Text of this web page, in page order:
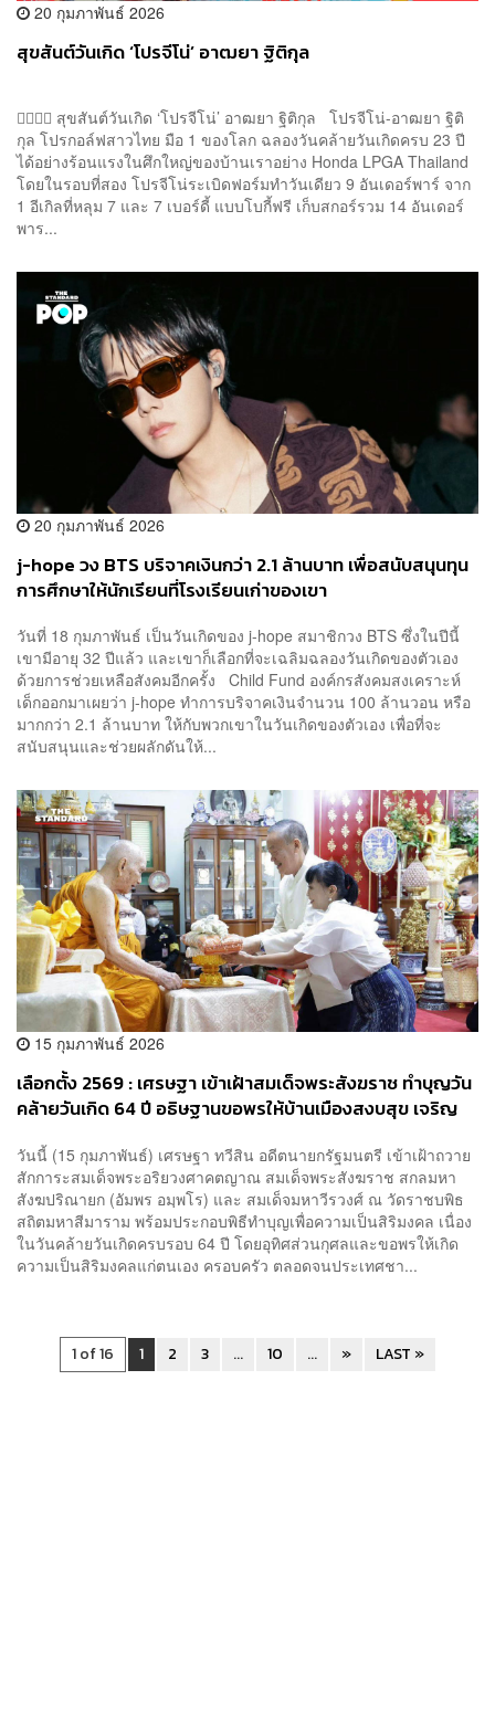
20 กุมภาพันธ์ 2026
สุขสันต์วันเกิด ‘โปรจีโน่’ อาฒยา ฐิติกุล
🏌🏻‍♀️🎉 สุขสันต์วันเกิด ‘โปรจีโน่’ อาฒยา ฐิติกุล โปรจีโน่-อาฒยา ฐิติ
กุล โปรกอล์ฟสาวไทย มือ 1 ของโลก ฉลองวันคล้ายวันเกิดครบ 23 ปี
ได้อย่างร้อนแรงในศึกใหญ่ของบ้านเราอย่าง Honda LPGA Thailand
โดยในรอบที่สอง โปรจีโน่ระเบิดฟอร์มทำวันเดียว 9 อันเดอร์พาร์ จาก
1 อีเกิลที่หลุม 7 และ 7 เบอร์ดี้ แบบโบกี้ฟรี เก็บสกอร์รวม 14 อันเดอร์
พาร...
20 กุมภาพันธ์ 2026
j-hope วง BTS บริจาคเงินกว่า 2.1 ล้านบาท เพื่อสนับสนุนทุน
การศึกษาให้นักเรียนที่โรงเรียนเก่าของเขา
วันที่ 18 กุมภาพันธ์ เป็นวันเกิดของ j-hope สมาชิกวง BTS ซึ่งในปีนี้
เขามีอายุ 32 ปีแล้ว และเขาก็เลือกที่จะเฉลิมฉลองวันเกิดของตัวเอง
ด้วยการช่วยเหลือสังคมอีกครั้ง Child Fund องค์กรสังคมสงเคราะห์
เด็กออกมาเผยว่า j-hope ทำการบริจาคเงินจำนวน 100 ล้านวอน หรือ
มากกว่า 2.1 ล้านบาท ให้กับพวกเขาในวันเกิดของตัวเอง เพื่อที่จะ
สนับสนุนและช่วยผลักดันให้...
15 กุมภาพันธ์ 2026
เลือกตั้ง 2569 : เศรษฐา เข้าเฝ้าสมเด็จพระสังฆราช ทำบุญวัน
คล้ายวันเกิด 64 ปี อธิษฐานขอพรให้บ้านเมืองสงบสุข เจริญ
วันนี้ (15 กุมภาพันธ์) เศรษฐา ทวีสิน อดีตนายกรัฐมนตรี เข้าเฝ้าถวาย
สักการะสมเด็จพระอริยวงศาคตญาณ สมเด็จพระสังฆราช สกลมหา
สังฆปริณายก (อัมพร อมฺพโร) และ สมเด็จมหาวีรวงศ์ ณ วัดราชบพิธ
สถิตมหาสีมาราม พร้อมประกอบพิธีทำบุญเพื่อความเป็นสิริมงคล เนื่อง
ในวันคล้ายวันเกิดครบรอบ 64 ปี โดยอุทิศส่วนกุศลและขอพรให้เกิด
ความเป็นสิริมงคลแก่ตนเอง ครอบครัว ตลอดจนประเทศชา...
1 of 16 1 2 3 ... 10 ... » LAST »